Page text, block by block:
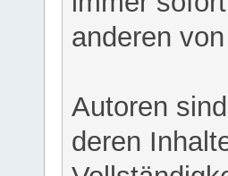
anderen
Autoren
deren